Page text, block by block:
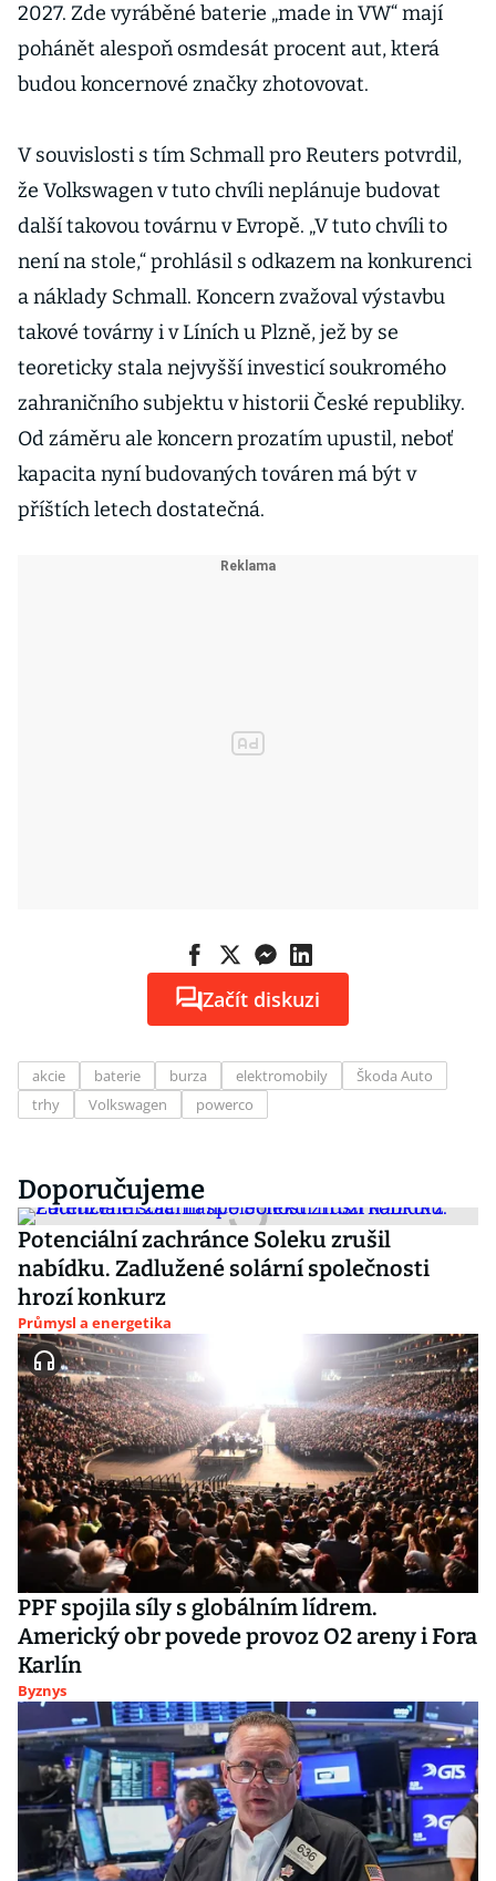
2027. Zde vyráběné baterie „made in VW“ mají
pohánět alespoň osmdesát procent aut, která
budou koncernové značky zhotovovat.
V souvislosti s tím Schmall pro Reuters potvrdil,
že Volkswagen v tuto chvíli neplánuje budovat
další takovou továrnu v Evropě. „V tuto chvíli to
není na stole,“ prohlásil s odkazem na konkurenci
a náklady Schmall. Koncern zvažoval výstavbu
takové továrny i v Líních u Plzně, jež by se
teoreticky stala nejvyšší investicí soukromého
zahraničního subjektu v historii České republiky.
Od záměru ale koncern prozatím upustil, neboť
kapacita nyní budovaných továren má být v
příštích letech dostatečná.
Začít diskuzi
akcie baterie burza elektromobily
Škoda Auto
trhy
Volkswagen powerco
Doporučujeme
Potenciální zachránce Soleku zrušil
nabídku. Zadlužené solární společnosti
hrozí konkurz
Průmysl a energetika
PPF spojila síly s globálním lídrem.
Americký obr povede provoz O2 areny i Fora
Karlín
Byznys